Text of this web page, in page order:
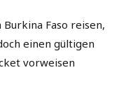
Faso reisen,
einen gültigen
vorweisen